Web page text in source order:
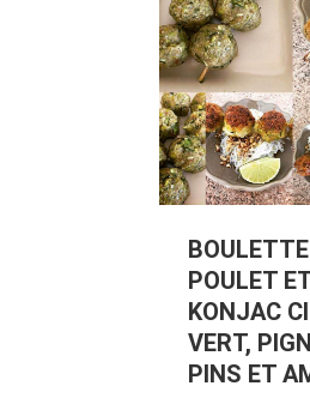
POULET
KONJAC
VERT,
PINS ET